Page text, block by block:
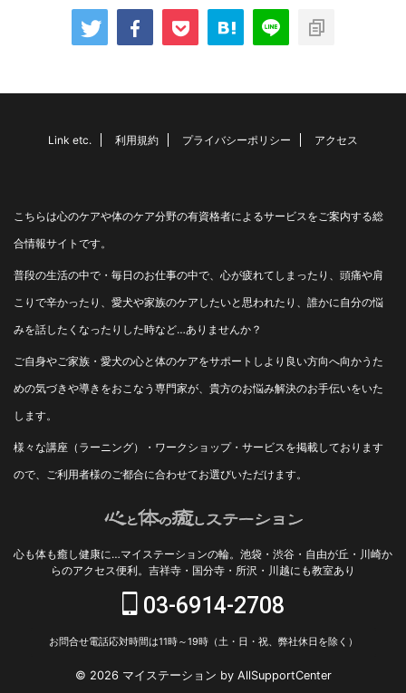
Link etc. 利用規約 プライバシーポリシー アクセス
こちらは心のケアや体のケア分野の有資格者によるサービスをご案内する総
合情報サイトです。
普段の生活の中で・毎日のお仕事の中で、心が疲れてしまったり、頭痛や肩
こりで辛かったり、愛犬や家族のケアしたいと思われたり、誰かに自分の悩
みを話したくなったりした時など…ありませんか？
ご自身やご家族・愛犬の心と体のケアをサポートしより良い方向へ向かうた
めの気づきや導きをおこなう専門家が、貴方のお悩み解決のお手伝いをいた
します。
様々な講座（ラーニング）・ワークショップ・サービスを掲載しております
ので、ご利用者様のご都合に合わせてお選びいただけます。
心も体も癒し健康に…マイステーションの輪。池袋・渋谷・自由が丘・川崎か
らのアクセス便利。吉祥寺・国分寺・所沢・川越にも教室あり
03-6914-2708
お問合せ電話応対時間は11時～19時（土・日・祝、弊社休日を除く）
© 2026 マイステーション by AllSupportCenter